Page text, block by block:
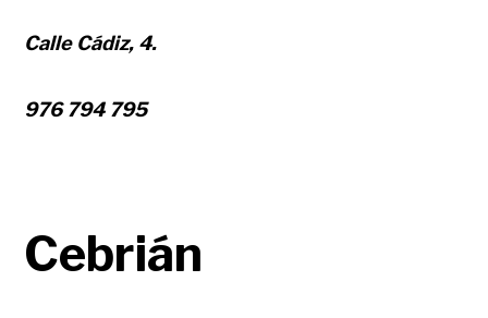
Calle Cádiz, 4.
976 794 795
Cebrián